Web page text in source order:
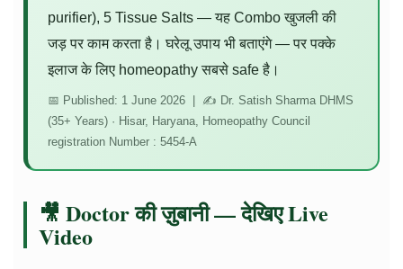
purifier), 5 Tissue Salts — यह Combo खुजली की
जड़ पर काम करता है। घरेलू उपाय भी बताएंगे — पर पक्के
इलाज के लिए homeopathy सबसे safe है।
📅 Published: 1 June 2026 | ✍️ Dr. Satish Sharma DHMS
(35+ Years) · Hisar, Haryana, Homeopathy Council
registration Number : 5454-A
🎥 Doctor की ज़ुबानी — देखिए Live
Video